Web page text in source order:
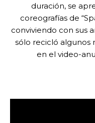
duración, se
coreografías de
conviviendo con sus
sólo recicló
en el video-